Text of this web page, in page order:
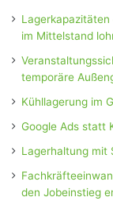
im Mittelstand
temporäre
Kühllagerung im
Google Ads statt
Lagerhaltung mit
den Jobeinstieg